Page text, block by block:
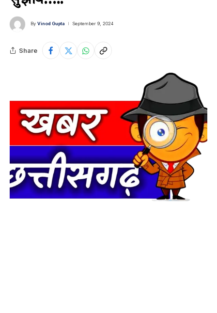
By Vinod Gupta September 9, 2024
Share